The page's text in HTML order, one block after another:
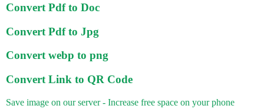
Convert Pdf to Doc
Convert Pdf to Jpg
Convert webp to png
Convert Link to QR Code
Save image on our server - Increase free space on your phone